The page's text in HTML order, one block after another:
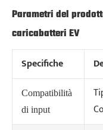
Parametri del
caricabatteri EV
Specifiche
Compatibilità
di input